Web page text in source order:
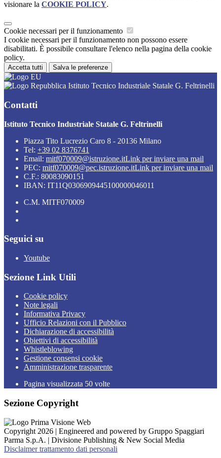
visionare la COOKIE POLICY.
Cookie necessari per il funzionamento
I cookie necessari per il funzionamento non possono essere
disabilitati. È possibile consultare l'elenco nella pagina della cookie
policy.
Accetta tutti Salva le preferenze
Istituto Tecnico Industriale Statale G. Feltrinelli
Contatti
Istituto Tecnico Industriale Statale G. Feltrinelli
Piazza Tito Lucrezio Caro 8 - 20136 Milano
Tel: +39 02 8376741
Email: mitf070009@istruzione.itLink per inviare una mail
PEC: mitf070009@pec.istruzione.itLink per inviare una mail
C.F.: 80083090151
IBAN: IT11Q0306909445100000046011
C.M. MITF070009
Seguici su
Youtube
Sezione Link Utili
Cookie policy
Note legali
Informativa Privacy
Ufficio Relazioni con il Pubblico
Dichiarazione di accessibilità
Obiettivi di accessibilità
Whistleblowing
Gestione consensi cookie
Amministrazione trasparente
Pagina visualizzata 50 volte
Sezione Copyright
Copyright 2026 | Engineered and powered by Gruppo Spaggiari
Parma S.p.A. | Divisione Publishing & New Social Media
Disclaimer trattamento dati personali